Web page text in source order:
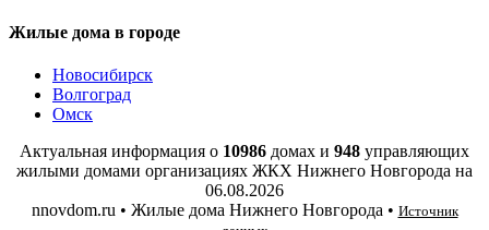
Жилые дома в городе
Новосибирск
Волгоград
Омск
Актуальная информация о 10986 домах и 948 управляющих
жилыми домами организациях ЖКХ Нижнего Новгорода на
06.08.2026
nnovdom.ru • Жилые дома Нижнего Новгорода • Источник